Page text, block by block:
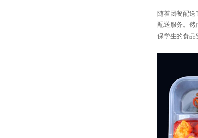
随着团餐配
配送服务。然
保学生的食品